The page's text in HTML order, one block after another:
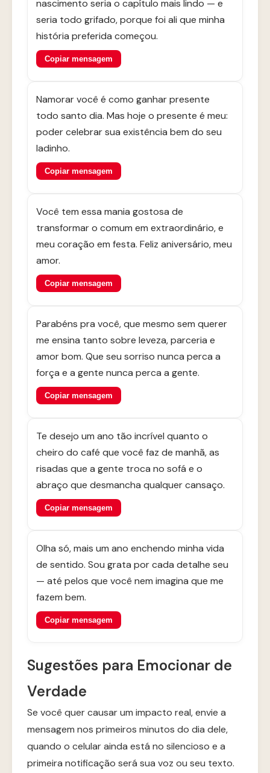
nascimento seria o capítulo mais lindo — e
seria todo grifado, porque foi ali que minha
história preferida começou.
Copiar mensagem
Namorar você é como ganhar presente
todo santo dia. Mas hoje o presente é meu:
poder celebrar sua existência bem do seu
ladinho.
Copiar mensagem
Você tem essa mania gostosa de
transformar o comum em extraordinário, e
meu coração em festa. Feliz aniversário, meu
amor.
Copiar mensagem
Parabéns pra você, que mesmo sem querer
me ensina tanto sobre leveza, parceria e
amor bom. Que seu sorriso nunca perca a
força e a gente nunca perca a gente.
Copiar mensagem
Te desejo um ano tão incrível quanto o
cheiro do café que você faz de manhã, as
risadas que a gente troca no sofá e o
abraço que desmancha qualquer cansaço.
Copiar mensagem
Olha só, mais um ano enchendo minha vida
de sentido. Sou grata por cada detalhe seu
— até pelos que você nem imagina que me
fazem bem.
Copiar mensagem
Sugestões para Emocionar de
Verdade
Se você quer causar um impacto real, envie a
mensagem nos primeiros minutos do dia dele,
quando o celular ainda está no silencioso e a
primeira notificação será sua voz ou seu texto.